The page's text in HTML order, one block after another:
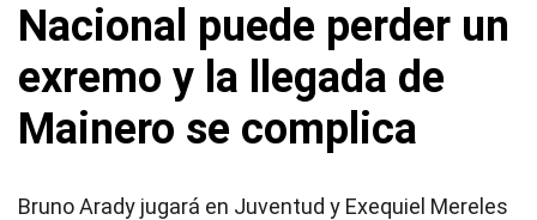
Nacional puede perder un
exremo y la llegada de
Mainero se complica
Bruno Arady jugará en Juventud y Exequiel Mereles